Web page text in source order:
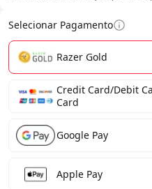
Selecionar Pagamento
Razer Gold
Credit Card/Debit
Card
Google Pay
Apple Pay